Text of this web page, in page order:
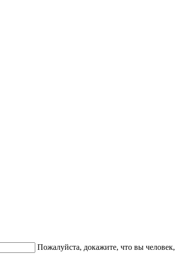
Пожалуйста, докажите, что вы человек,